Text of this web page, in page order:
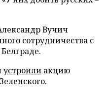
Вучич
сотрудничества с
устроили акцию